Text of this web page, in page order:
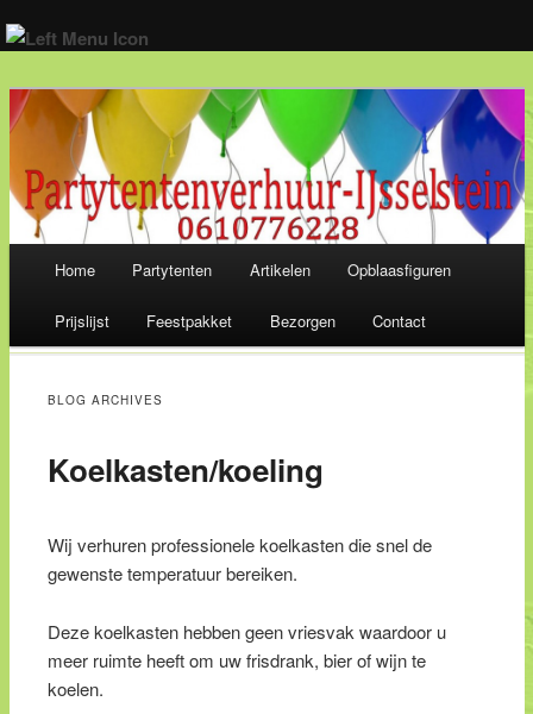
Wij verhuren alles voor een geslaagd feest! 06-10 77 62 28
Skip
to
content
Home Partytenten Artikelen Opblaasfiguren
Prijslijst Feestpakket Bezorgen Contact
BLOG ARCHIVES
Koelkasten/koeling
Wij verhuren professionele koelkasten die snel de
gewenste temperatuur bereiken.
Deze koelkasten hebben geen vriesvak waardoor u
meer ruimte heeft om uw frisdrank, bier of wijn te
koelen.